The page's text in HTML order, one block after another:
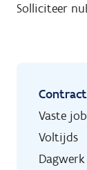
Solliciteer nu
Contract
Vaste job
Voltijds
Dagwerk